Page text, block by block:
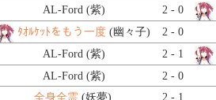
AL-Ford (紫) 2 - 0
ﾀｵﾙｹｯﾄをもう一度 (幽々子) 2 - 0
AL-Ford (紫) 2 - 1
AL-Ford (紫) 2 - 0
全身全霊 (妖夢) 2 - 1